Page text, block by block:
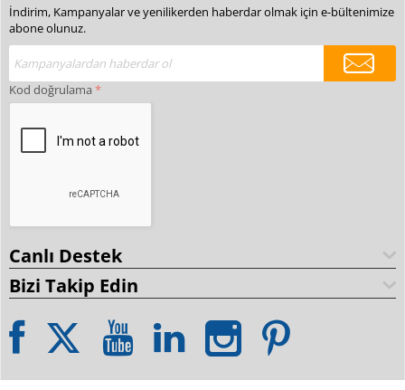
İndirim, Kampanyalar ve yenilikerden haberdar olmak için e-bültenimize
abone olunuz.
Kod doğrulama
Canlı Destek
Bizi Takip Edin